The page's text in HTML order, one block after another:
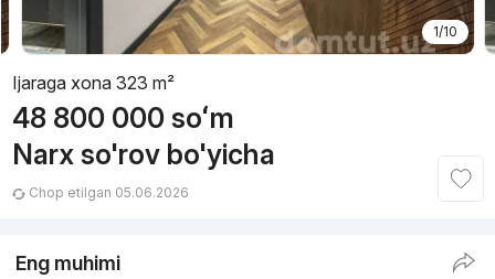
1/10
Ijaraga xona 323 m²
48 800 000 soʻm
Narx so'rov bo'yicha
Chop etilgan 05.06.2026
Eng muhimi